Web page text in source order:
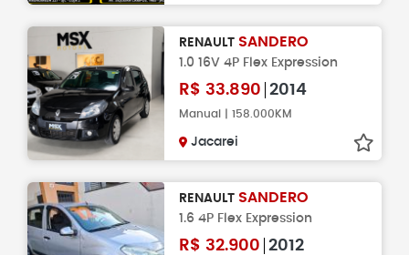
RENAULT SANDERO
1.0 16V 4P Flex Expression
R$ 33.890 2014
Manual | 158.000KM
Jacarei
RENAULT SANDERO
1.6 4P Flex Expression
R$ 32.900 2012